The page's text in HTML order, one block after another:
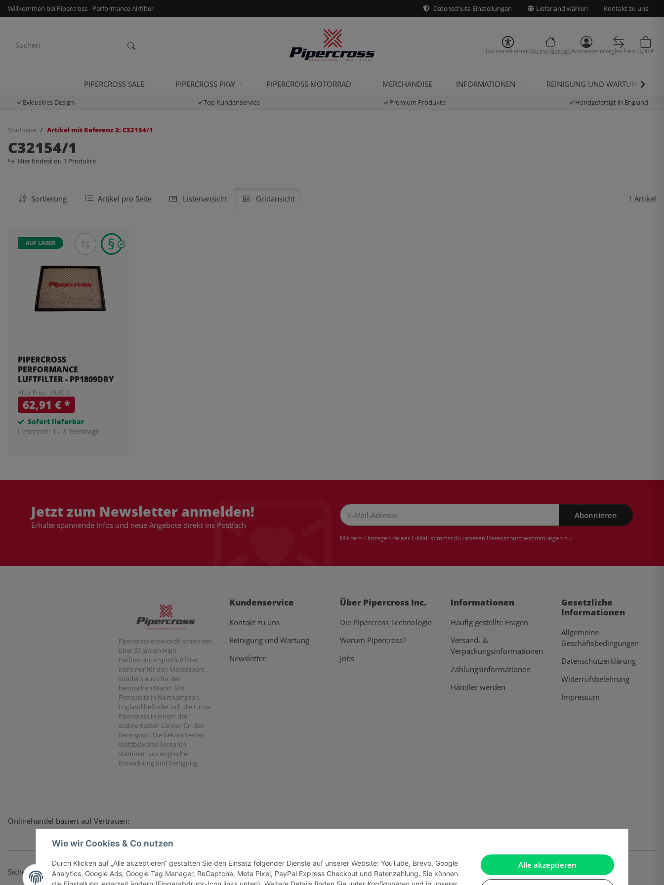
Alle akzeptieren
Wie wir Cookies & Co nutzen
Durch Klicken auf „Alle akzeptieren“ gestatten Sie den Einsatz folgender Dienste auf unserer Website: YouTube, Brevo, Google
Analytics, Google Ads, Google Tag Manager, ReCaptcha, Meta Pixel, PayPal Express Checkout und Ratenzahlung. Sie können
Willkommen bei Pipercross - Performance Airfilter Datenschutz-Einstellungen Lieferland wählen Kontakt zu uns
BarrierefreiheitMeine GarageAnmeldenVergleichen 0,00 €
PIPERCROSS SALE PIPERCROSS PKW PIPERCROSS MOTORRAD MERCHANDISE INFORMATIONEN REINIGUNG UND WARTUNG
Exklusives Design Top Kundenservice Premium Produkte Handgefertigt in England
Startseite Artikel mit Referenz 2: C32154/1
C32154/1
Hier findest du 1 Produkte
Sortierung Artikel pro Seite Listenansicht Gridansicht 1 Artikel
AUF LAGER
PIPERCROSS
PERFORMANCE
LUFTFILTER - PP1809DRY
Alter Preis: 69,90 €
62,91 €*
Sofort lieferbar
Lieferzeit: 1 - 3 Werktage
Jetzt zum Newsletter anmelden!
Erhalte spannende Infos und neue Angebote direkt ins Postfach
Abonnieren
Mit dem Eintragen deiner E-Mail stimmst du unseren Datenschutzbestimmungenzu.
Pipercross entwickelt schon seit
über 35 Jahren High
Performance Sportluftfilter
nicht nur für den Motorsport,
sondern auch für den
heimischen Markt. Mit
Firmensitz in Northampton,
England befindet sich die Firma
Pipercross in einem der
etabliertesten Länder für den
Rennsport. Die bekanntesten
Wettbewerbs-Motoren
stammen aus englischer
Entwicklung und Fertigung.
Kundenservice
Kontakt zu uns
Reinigung und Wartung
Newsletter
Über Pipercross Inc.
Die Pipercross Technologie
Warum Pipercross?
Jobs
Informationen
Häufig gestellte Fragen
Versand- &
Verpackungsinformationen
Zahlungsinformationen
Händler werden
Gesetzliche
Informationen
Allgemeine
Geschäftsbedingungen
Datenschutzerklärung
Widerrufsbelehrung
Impressum
Onlinehandel basiert auf Vertrauen:
Sicher bezahlen via: